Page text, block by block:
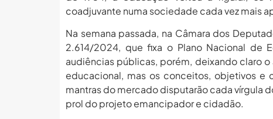
6 De Agosto: Dia Nacional
PROIFES Celebra Os 58
MEC Autoriza 937 Novos
coadjuvante numa sociedade cada vez mais
Na semana passada, na Câmara dos
2.614/2024, que fixa o Plano Nacional de
audiências públicas, porém, deixando claro
educacional, mas os conceitos, objetivos e
mantras do mercado disputarão cada vírgula
prol do projeto emancipador e cidadão.